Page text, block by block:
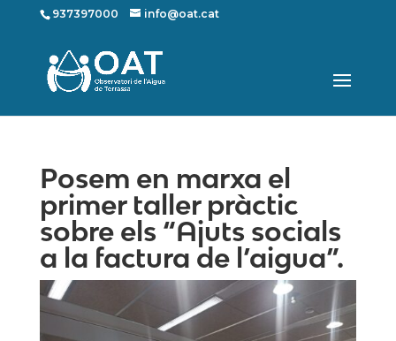
937397000 info@oat.cat
Posem en marxa el
primer taller pràctic
sobre els “Ajuts socials
a la factura de l’aigua”.